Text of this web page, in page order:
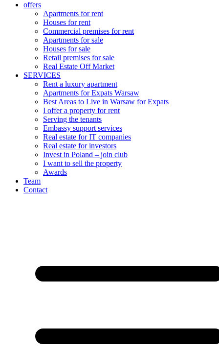
offers
Apartments for rent
Houses for rent
Commercial premises for rent
Apartments for sale
Houses for sale
Retail premises for sale
Real Estate Off Market
SERVICES
Rent a luxury apartment
Apartments for Expats Warsaw
Best Areas to Live in Warsaw for Expats
I offer a property for rent
Serving the tenants
Embassy support services
Real estate for IT companies
Real estate for investors
Invest in Poland – join club
I want to sell the property
Awards
Team
Contact